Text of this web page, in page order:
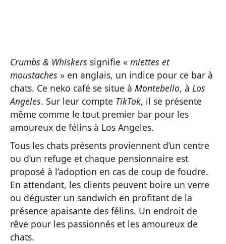
Crumbs & Whiskers signifie « miettes et
moustaches » en anglais, un indice pour ce bar à
chats. Ce neko café se situe à Montebello, à Los
Angeles. Sur leur compte TikTok, il se présente
même comme le tout premier bar pour les
amoureux de félins à Los Angeles.
Tous les chats présents proviennent d’un centre
ou d’un refuge et chaque pensionnaire est
proposé à l’adoption en cas de coup de foudre.
En attendant, les clients peuvent boire un verre
ou déguster un sandwich en profitant de la
présence apaisante des félins. Un endroit de
rêve pour les passionnés et les amoureux de
chats.